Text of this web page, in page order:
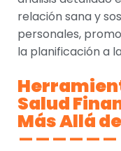
relación sana y
personales,
la planificación a
Salud
Más Allá